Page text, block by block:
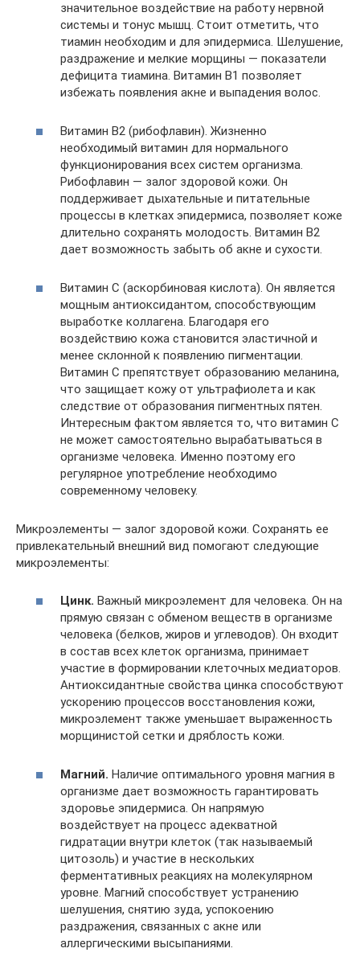
значительное воздействие на работу нервной
системы и тонус мышц. Стоит отметить, что
тиамин необходим и для эпидермиса. Шелушение,
раздражение и мелкие морщины — показатели
дефицита тиамина. Витамин В1 позволяет
избежать появления акне и выпадения волос.
Витамин В2 (рибофлавин). Жизненно
необходимый витамин для нормального
функционирования всех систем организма.
Рибофлавин — залог здоровой кожи. Он
поддерживает дыхательные и питательные
процессы в клетках эпидермиса, позволяет коже
длительно сохранять молодость. Витамин В2
дает возможность забыть об акне и сухости.
Витамин С (аскорбиновая кислота). Он является
мощным антиоксидантом, способствующим
выработке коллагена. Благодаря его
воздействию кожа становится эластичной и
менее склонной к появлению пигментации.
Витамин С препятствует образованию меланина,
что защищает кожу от ультрафиолета и как
следствие от образования пигментных пятен.
Интересным фактом является то, что витамин С
не может самостоятельно вырабатываться в
организме человека. Именно поэтому его
регулярное употребление необходимо
современному человеку.
Микроэлементы — залог здоровой кожи. Сохранять ее
привлекательный внешний вид помогают следующие
микроэлементы:
Цинк. Важный микроэлемент для человека. Он на
прямую связан с обменом веществ в организме
человека (белков, жиров и углеводов). Он входит
в состав всех клеток организма, принимает
участие в формировании клеточных медиаторов.
Антиоксидантные свойства цинка способствуют
ускорению процессов восстановления кожи,
микроэлемент также уменьшает выраженность
морщинистой сетки и дряблость кожи.
Магний. Наличие оптимального уровня магния в
организме дает возможность гарантировать
здоровье эпидермиса. Он напрямую
воздействует на процесс адекватной
гидратации внутри клеток (так называемый
цитозоль) и участие в нескольких
ферментативных реакциях на молекулярном
уровне. Магний способствует устранению
шелушения, снятию зуда, успокоению
раздражения, связанных с акне или
аллергическими высыпаниями.